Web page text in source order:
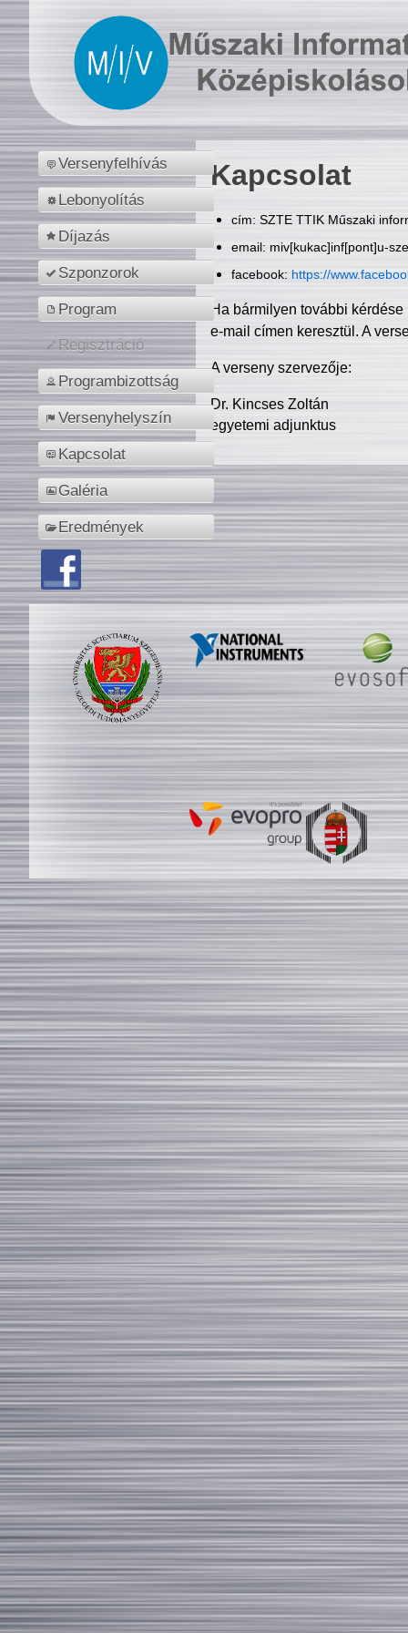
Versenyfelhívás
Lebonyolítás
Díjazás
Szponzorok
Program
Regisztráció
Programbizottság
Versenyhelyszín
Kapcsolat
Galéria
Eredmények
Kapcsolat
cím: SZTE TTIK Műszaki
email: miv[kukac]inf[pont]u-
facebook: https://
Ha bármilyen további
e-mail címen keresztül. A
A verseny szervezője:
Dr. Kincses Zoltán
egyetemi adjunktus